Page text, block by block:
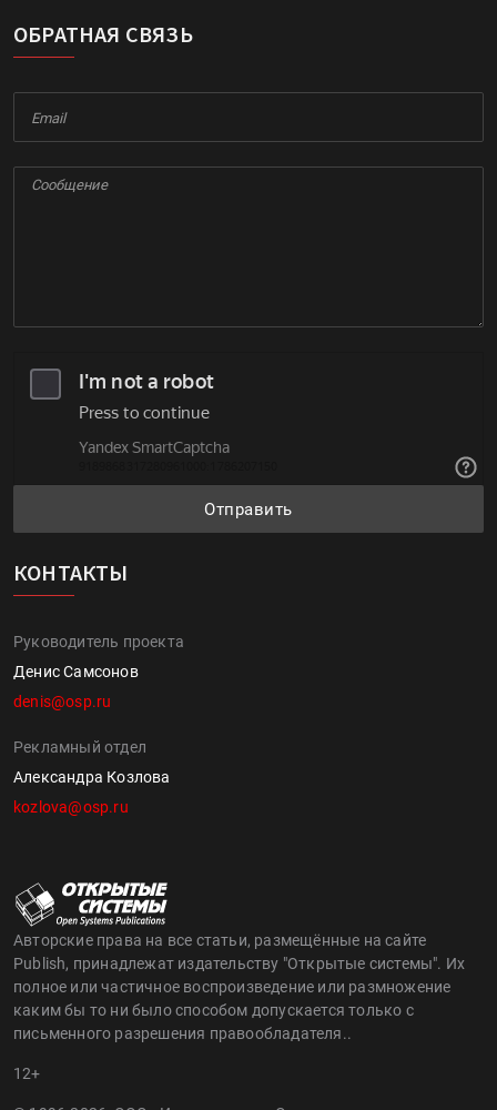
ОБРАТНАЯ СВЯЗЬ
Отправить
КОНТАКТЫ
Руководитель проекта
Денис Самсонов
denis@osp.ru
Рекламный отдел
Александра Козлова
kozlova@osp.ru
Авторские права на все статьи, размещённые на сайте
Publish, принадлежат издательству "Открытые системы". Их
полное или частичное воспроизведение или размножение
каким бы то ни было способом допускается только с
письменного разрешения правообладателя..
12+